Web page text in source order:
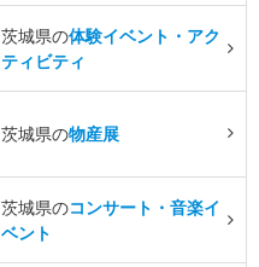
茨城県の体験イベント・アク
ティビティ
茨城県の物産展
茨城県のコンサート・音楽イ
ベント